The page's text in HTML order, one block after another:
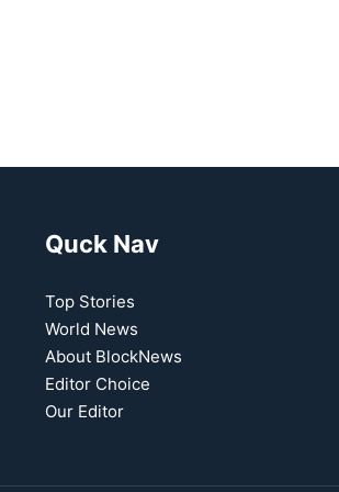
Quck Nav
Top Stories
World News
About BlockNews
Editor Choice
Our Editor